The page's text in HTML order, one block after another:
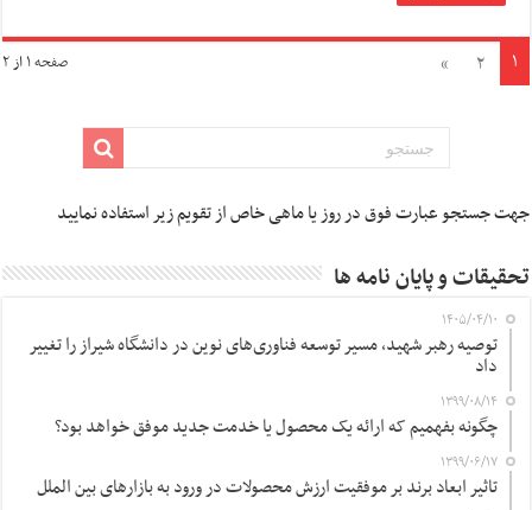
صفحه ۱ از ۲ ۱ ۲ »
جهت جستجو عبارت فوق در روز یا ماهی خاص از تقویم زیر استفاده نمایید
تحقیقات و پایان نامه ها
۱۴۰۵/۰۴/۱۰
توصیه رهبر شهید، مسیر توسعه فناوری‌های نوین در دانشگاه شیراز را تغییر
داد
۱۳۹۹/۰۸/۱۴
چگونه بفهمیم که ارائه یک محصول یا خدمت جدید موفق خواهد بود؟
۱۳۹۹/۰۶/۱۷
تاثیر ابعاد برند بر موفقیت ارزش محصولات در ورود به بازارهای بین الملل